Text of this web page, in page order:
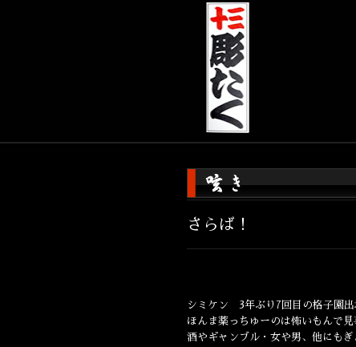
さらば！
シミケン 3年ぶり7回目の格子園出
ほんま薬っちゅーのは怖いもんで
酒やギャンブル・女や男、他にも